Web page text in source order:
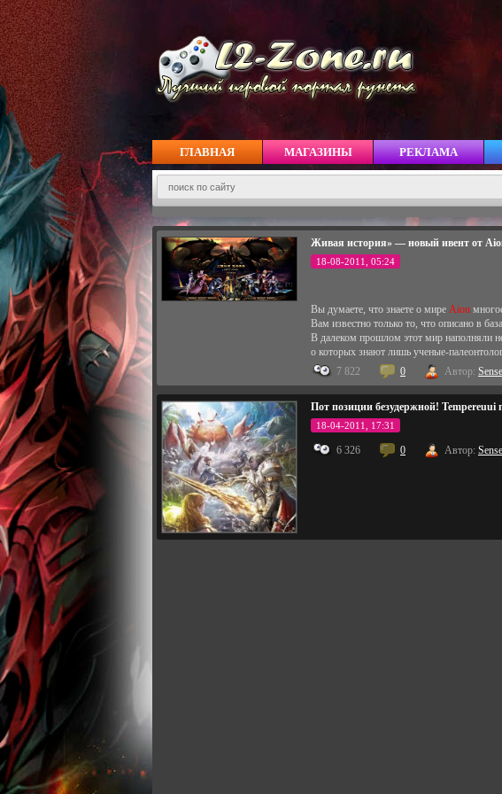
ГЛАВНАЯ МАГАЗИНЫ РЕКЛАМА
Живая история» — новый ивент от
18-08-2011, 05:24
Вы думаете, что знаете о мире Aion
Вам известно только то, что описано в
В далеком прошлом этот мир наполняли
о которых знают лишь ученые-
7 822
0 Автор:
Пот позиции безудержной! Tempereuui
18-04-2011, 17:31
6 326 0 Автор: